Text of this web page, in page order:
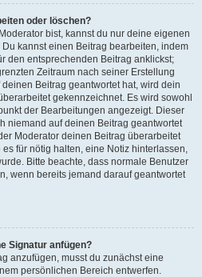
oder löschen?
bist, kannst du nur deine eigenen
kannst einen Beitrag bearbeiten, indem
den entsprechenden Beitrag anklickst;
Zeitraum nach seiner Erstellung
Beitrag geantwortet hat, wird dein
gekennzeichnet. Es wird sowohl
der Bearbeitungen angezeigt. Dieser
niemand auf deinen Beitrag geantwortet
Moderator deinen Beitrag überarbeitet
für nötig halten, eine Notiz hinterlassen,
Bitte beachte, dass normale Benutzer
wenn bereits jemand darauf geantwortet
Signatur anfügen?
anzufügen, musst du zunächst eine
persönlichen Bereich entwerfen.